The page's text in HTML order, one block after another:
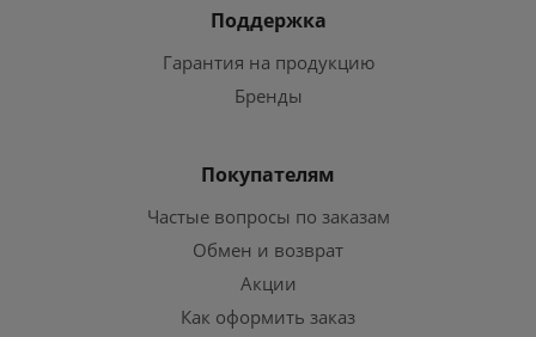
Поддержка
Гарантия на продукцию
Бренды
Покупателям
Частые вопросы по заказам
Обмен и возврат
Акции
Как оформить заказ